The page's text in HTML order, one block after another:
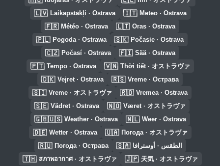
🇱🇻 Laikapstākļi · Ostrava 🇮🇹 Meteo · Ostrava
🇫🇷 Météo · Ostrava 🇱🇹 Oras · Ostrava
🇵🇱 Pogoda · Ostrawa 🇸🇰 Počasie · Ostrava
🇨🇿 Počasí · Ostrava 🇫🇮 Sää · Ostrava
🇵🇹 Tempo · Ostrava 🇻🇳 Thời tiết · オストラヴァ
🇩🇰 Vejret · Ostrava 🇷🇸 Vreme · Острава
🇸🇮 Vreme · オストラヴァ 🇷🇴 Vremea · Ostrava
🇸🇪 Vädret · Ostrava 🇳🇴 Været · オストラヴァ
🇬🇧🇺🇸 Weather · Ostrava 🇳🇱 Weer · Ostrava
🇩🇪 Wetter · Ostrava 🇺🇦 Погода · オストラヴァ
🇷🇺 Погода · Острава 🇸🇦 الطقس · أوسترافا
🇹🇭 สภาพอากาศ · オストラヴァ 🇯🇵 天気 · オストラヴァ